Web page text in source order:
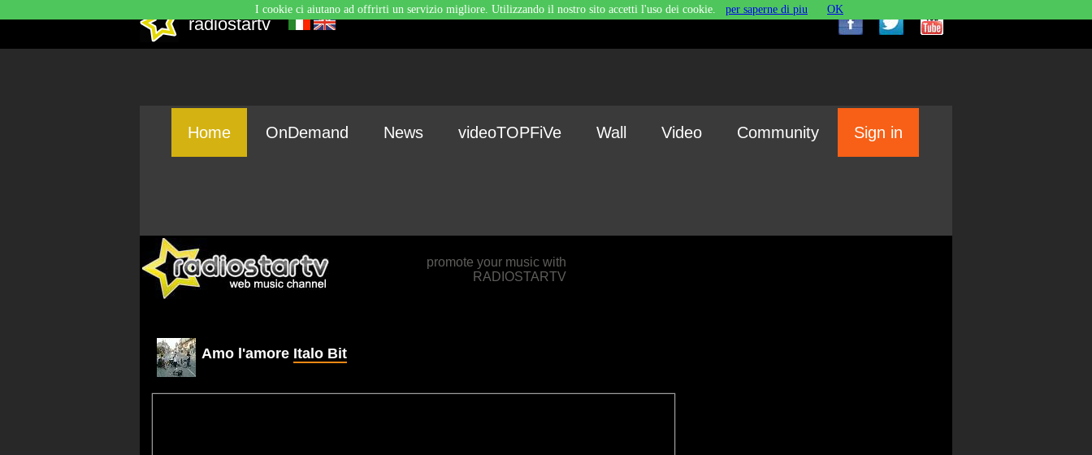
radiostartv
Home OnDemand News videoTOPFiVe Wall Video Community Sign in
promote your music with
RADIOSTARTV
Amo l'amore Italo Bit
I cookie ci aiutano ad offrirti un servizio migliore. Utilizzando il nostro sito accetti l'uso dei cookie. per saperne di piu OK